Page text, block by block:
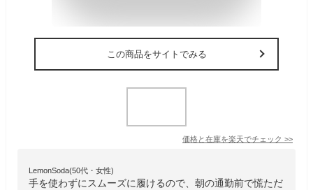
この商品をサイトでみる
価格と在庫を楽天でチェック >>
LemonSoda(50代・女性)
手を使わずにスムーズに履けるので、朝の通勤前で慌ただ